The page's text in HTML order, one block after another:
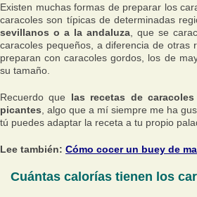
Existen muchas formas de preparar los
caracoles son típicas de determinadas
sevillanos o a la andaluza , que se
caracoles pequeños, a diferencia de otras
preparan con caracoles gordos, los de
su tamaño.
Recuerdo que las recetas de
picantes , algo que a mí siempre me ha
tú puedes adaptar la receta a tu propio
Lee también: Cómo cocer un buey de
Cuántas calorías tienen los